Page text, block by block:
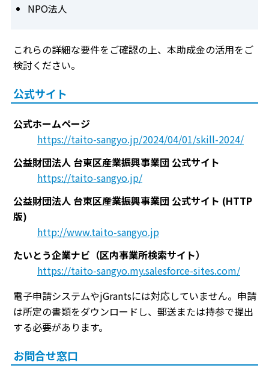
NPO法人
これらの詳細な要件をご確認の上、本助成金の活用をご
検討ください。
公式サイト
公式ホームページ
https://taito-sangyo.jp/2024/04/01/skill-2024/
公益財団法人 台東区産業振興事業団 公式サイト
https://taito-sangyo.jp/
公益財団法人 台東区産業振興事業団 公式サイト (HTTP
版)
http://www.taito-sangyo.jp
たいとう企業ナビ（区内事業所検索サイト）
https://taito-sangyo.my.salesforce-sites.com/
電子申請システムやjGrantsには対応していません。申請
は所定の書類をダウンロードし、郵送または持参で提出
する必要があります。
お問合せ窓口